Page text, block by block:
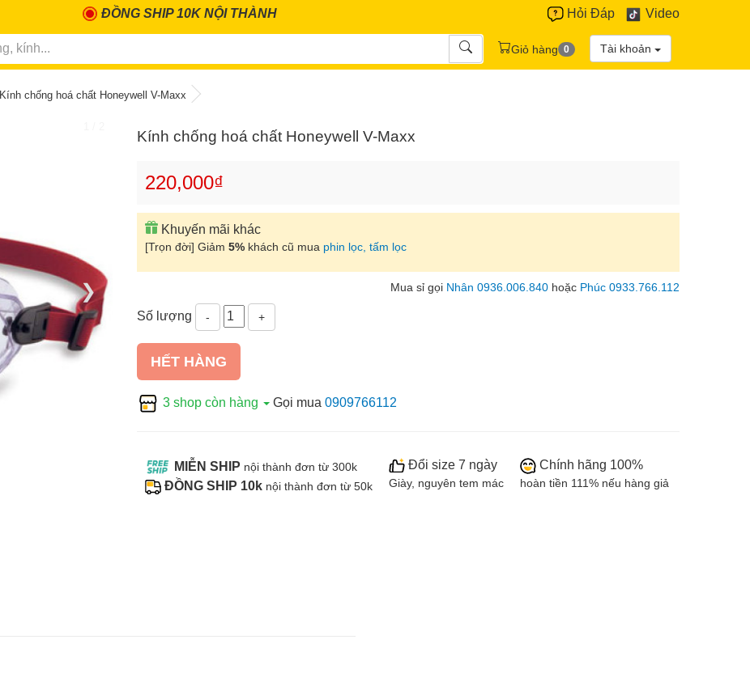
ĐỒNG SHIP 10K NỘI THÀNH Hỏi Đáp Video
Giỏ hàng 0 Tài khoản
Kính chống hoá chất Honeywell V-Maxx
❯
Kính chống hoá chất Honeywell V-Maxx
220,000₫
Khuyến mãi khác
[Trọn đời] Giảm 5% khách cũ mua phin lọc, tấm lọc
Mua sỉ gọi Nhân 0936.006.840 hoặc Phúc 0933.766.112
Số lượng - +
HẾT HÀNG
3 shop còn hàng Gọi mua 0909766112
MIỄN SHIP nội thành đơn từ 300k
ĐỒNG SHIP 10k nội thành đơn từ 50k
Đổi size 7 ngày
Giày, nguyên tem mác
Chính hãng 100%
hoàn tiền 111% nếu hàng giả